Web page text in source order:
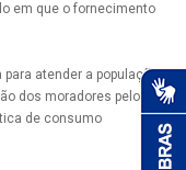
em que o fornecimento
atender a população.
dos moradores pelo
de consumo